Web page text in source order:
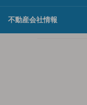
不動産会社情報